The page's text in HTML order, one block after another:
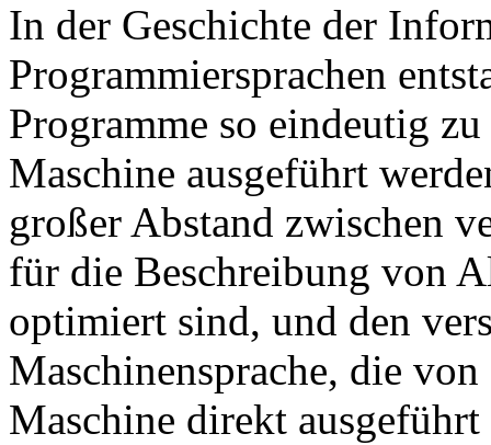
In der Geschichte der
Programmiersprachen
Programme so eindeutig
Maschine ausgeführt
großer Abstand zwischen
für die Beschreibung von
optimiert sind, und den
Maschinensprache, die
Maschine direkt